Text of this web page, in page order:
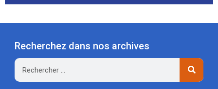
Recherchez dans nos archives
Rechercher